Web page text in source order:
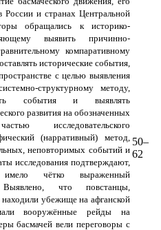
и странах Центральной
обращались к историко-
выявить причинно-
компаративному
исторические события,
с целью выявления
структурному методу,
события и выявлять
развития на обозначенных
исследовательского
(нарративный) метод,
неповторимых событий и
исследования подтверждают,
чётко выраженный
Выявлено, что повстанцы,
убежище на афганской
вооружённые рейды на
басмачей вели переговоры с
50–
62